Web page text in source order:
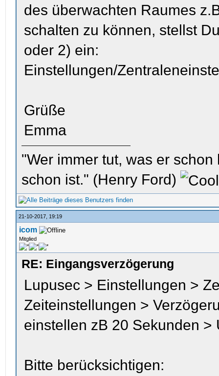
des überwachten Raumes
schalten zu können, stellst
oder 2) ein:
Einstellungen/
Grüße
Emma
"Wer immer tut, was er
schon ist." (Henry Ford)
21-10-2017, 19:19
icom
Mitglied
RE: Eingangsverzögerung
Lupusec > Einstellungen >
Zeiteinstellungen >
einstellen zB 20 Sekunden >
Bitte berücksichtigen: